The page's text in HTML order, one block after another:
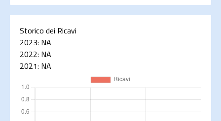
Storico dei Ricavi
2023: NA
2022: NA
2021: NA